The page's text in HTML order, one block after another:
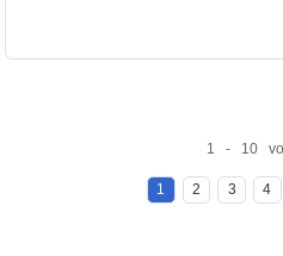
1 - 10
1 2 3 4